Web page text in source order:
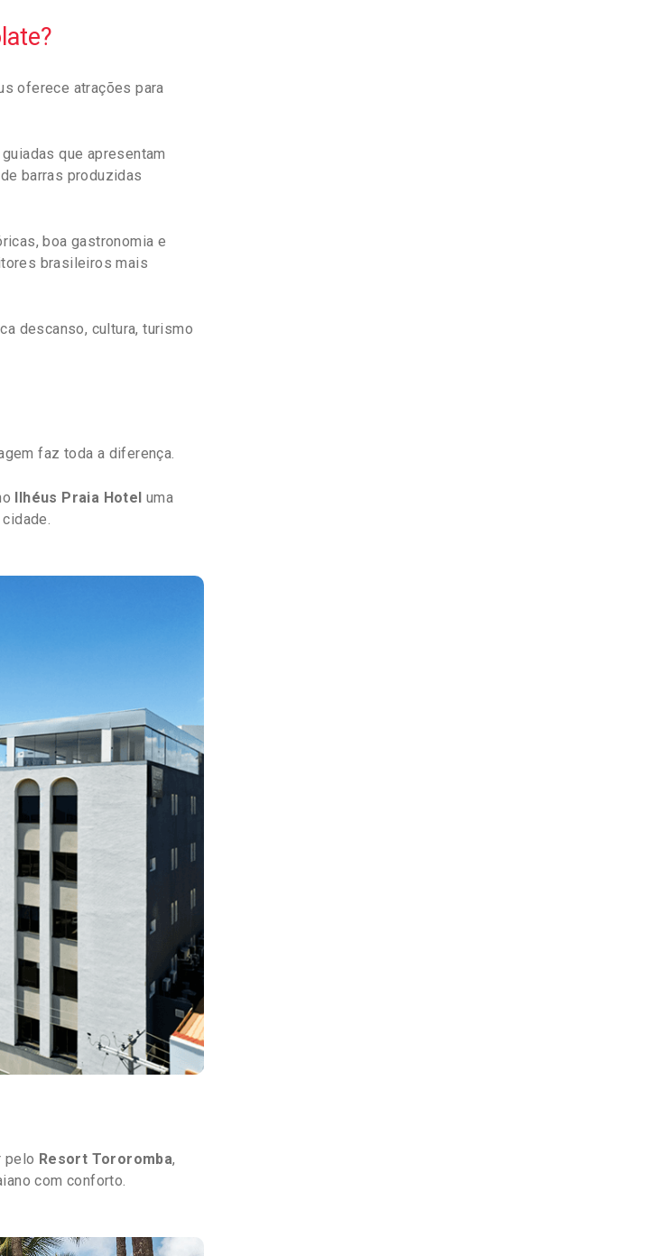
oferece atrações para
que apresentam
barras produzidas
boa gastronomia e
brasileiros mais
descanso, cultura, turismo
faz toda a diferença.
Ilhéus Praia Hotel uma
pelo Resort Tororomba,
com conforto.